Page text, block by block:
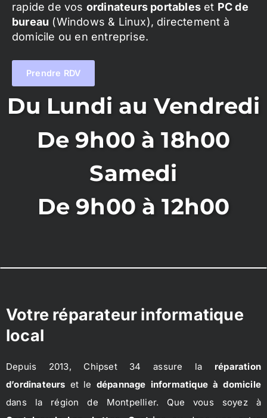
rapide de vos ordinateurs portables et PC de
bureau (Windows & Linux), directement à
domicile ou en entreprise.
Prendre RDV
Du Lundi au Vendredi
De 9h00 à 18h00
Samedi
De 9h00 à 12h00
Votre réparateur informatique
local
Depuis 2013, Chipset 34 assure la réparation
d’ordinateurs et le dépannage informatique à domicile
dans la région de Montpellier. Que vous soyez à